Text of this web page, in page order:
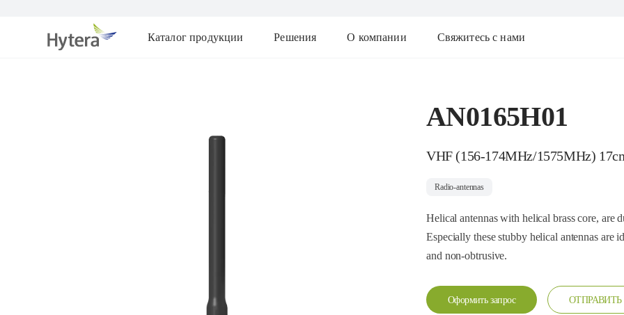
Каталог продукции Решения О компании Свяжитесь с нами
AN0165H01
VHF (156-174MHz/1575MHz)
Radio-antennas
Helical antennas with helical brass core, are
Especially these stubby helical antennas are
and non-obtrusive.
Оформить запрос